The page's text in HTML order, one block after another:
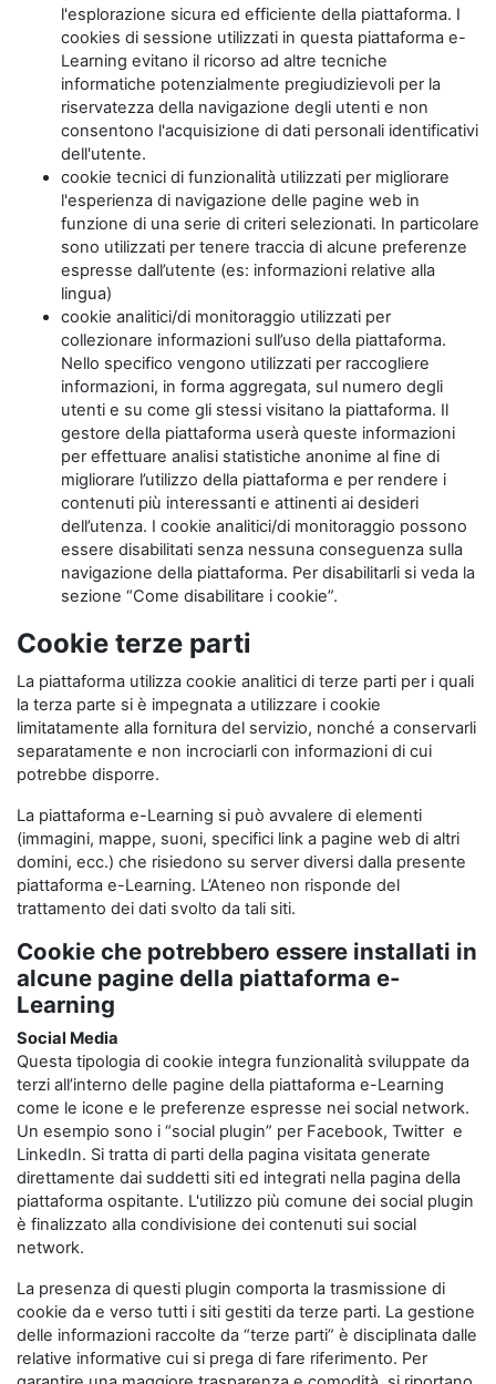
l'esplorazione sicura ed efficiente della piattaforma. I
cookies di sessione utilizzati in questa piattaforma e-
Learning evitano il ricorso ad altre tecniche
informatiche potenzialmente pregiudizievoli per la
riservatezza della navigazione degli utenti e non
consentono l'acquisizione di dati personali identificativi
dell'utente.
cookie tecnici di funzionalità utilizzati per migliorare
l'esperienza di navigazione delle pagine web in
funzione di una serie di criteri selezionati. In particolare
sono utilizzati per tenere traccia di alcune preferenze
espresse dall’utente (es: informazioni relative alla
lingua)
cookie analitici/di monitoraggio utilizzati per
collezionare informazioni sull’uso della piattaforma.
Nello specifico vengono utilizzati per raccogliere
informazioni, in forma aggregata, sul numero degli
utenti e su come gli stessi visitano la piattaforma. Il
gestore della piattaforma userà queste informazioni
per effettuare analisi statistiche anonime al fine di
migliorare l’utilizzo della piattaforma e per rendere i
contenuti più interessanti e attinenti ai desideri
dell’utenza. I cookie analitici/di monitoraggio possono
essere disabilitati senza nessuna conseguenza sulla
navigazione della piattaforma. Per disabilitarli si veda la
sezione “Come disabilitare i cookie”.
Cookie terze parti
La piattaforma utilizza cookie analitici di terze parti per i quali
la terza parte si è impegnata a utilizzare i cookie
limitatamente alla fornitura del servizio, nonché a conservarli
separatamente e non incrociarli con informazioni di cui
potrebbe disporre.
La piattaforma e-Learning si può avvalere di elementi
(immagini, mappe, suoni, specifici link a pagine web di altri
domini, ecc.) che risiedono su server diversi dalla presente
piattaforma e-Learning. L’Ateneo non risponde del
trattamento dei dati svolto da tali siti.
Cookie che potrebbero essere installati in
alcune pagine della piattaforma e-
Learning
Social Media
Questa tipologia di cookie integra funzionalità sviluppate da
terzi all’interno delle pagine della piattaforma e-Learning
come le icone e le preferenze espresse nei social network.
Un esempio sono i “social plugin” per Facebook, Twitter e
LinkedIn. Si tratta di parti della pagina visitata generate
direttamente dai suddetti siti ed integrati nella pagina della
piattaforma ospitante. L'utilizzo più comune dei social plugin
è finalizzato alla condivisione dei contenuti sui social
network.
La presenza di questi plugin comporta la trasmissione di
cookie da e verso tutti i siti gestiti da terze parti. La gestione
delle informazioni raccolte da “terze parti” è disciplinata dalle
relative informative cui si prega di fare riferimento. Per